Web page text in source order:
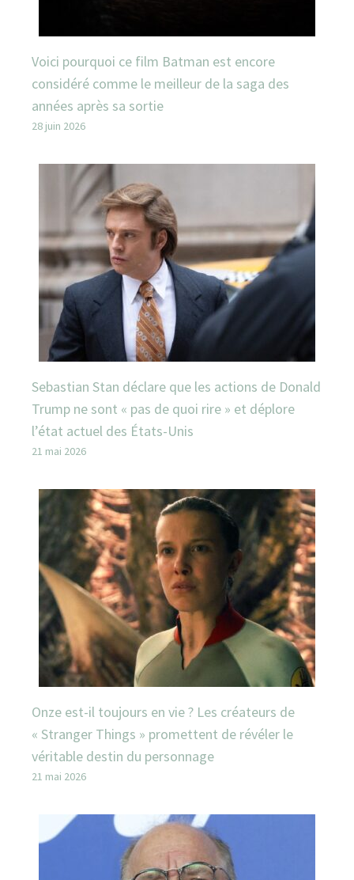
Voici pourquoi ce film Batman est encore
considéré comme le meilleur de la saga des
années après sa sortie
28 juin 2026
Sebastian Stan déclare que les actions de Donald
Trump ne sont « pas de quoi rire » et déplore
l’état actuel des États-Unis
21 mai 2026
Onze est-il toujours en vie ? Les créateurs de
« Stranger Things » promettent de révéler le
véritable destin du personnage
21 mai 2026